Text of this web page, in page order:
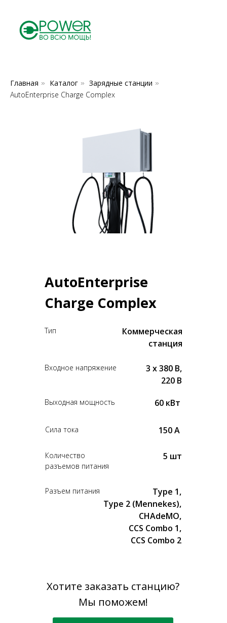
Главная » Каталог » Зарядные станции »
AutoEnterprise Charge Complex
Тип
Входное напряжение
Выходная мощность
Сила тока
Количество
разъемов питания
Разъем питания
Коммерческая
станция
3 x 380 В,
220 В
60 кВт
150 А
5 шт
Type 1,
Type 2 (Mennekes),
CHAdeMO,
CCS Combo 1,
CCS Combo 2
AutoEnterprise
Charge Complex
Хотите заказать станцию?
Мы поможем!